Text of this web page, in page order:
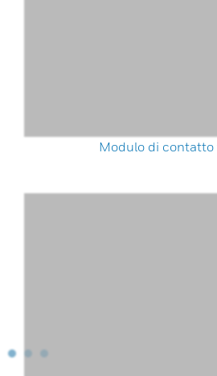
Modulo di contatto